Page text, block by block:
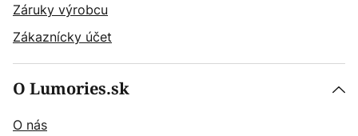
Záruky výrobcu
Zákaznícky účet
O Lumories.sk
O nás